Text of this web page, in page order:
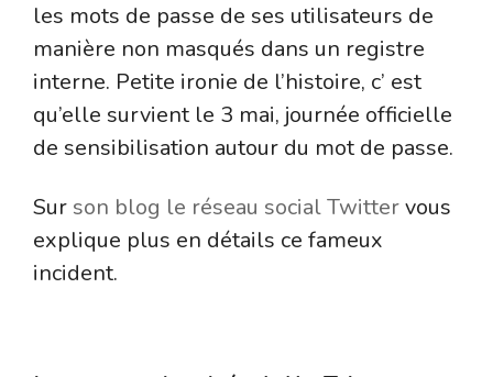
les mots de passe de ses utilisateurs de
manière non masqués dans un registre
interne. Petite ironie de l’histoire, c’ est
qu’elle survient le 3 mai, journée officielle
de sensibilisation autour du mot de passe.
Sur son blog le réseau social Twittervous
explique plus en détails ce fameux
incident.